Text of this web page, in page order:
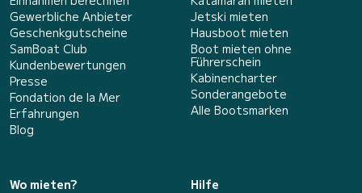
Gewerbliche Anbieter
Geschenkgutscheine
SamBoat Club
Kundenbewertungen
Presse
Fondation de la Mer
Erfahrungen
Blog
Jetski mieten
Hausboot mieten
Boot mieten ohne
Führerschein
Kabinencharter
Sonderangebote
Alle Bootsmarken
Wo mieten?
Hilfe